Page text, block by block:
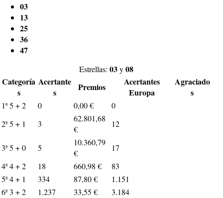
03
13
25
36
47
Estrellas: 03y08
Categoría
s
Acertante
s
Premios
Acertantes
Europa
Agraciado
s
1ª 5 + 2 0 0,00 €
0
2ª 5 + 1
3
62.801,68
€
12
3ª 5 + 0 5
10.360,79
€
17
4ª 4 + 2
18 660,98 €
83
5ª 4 + 1
334 87,80 €
1.151
6ª 3 + 2
1.237 33,55 €
3.184